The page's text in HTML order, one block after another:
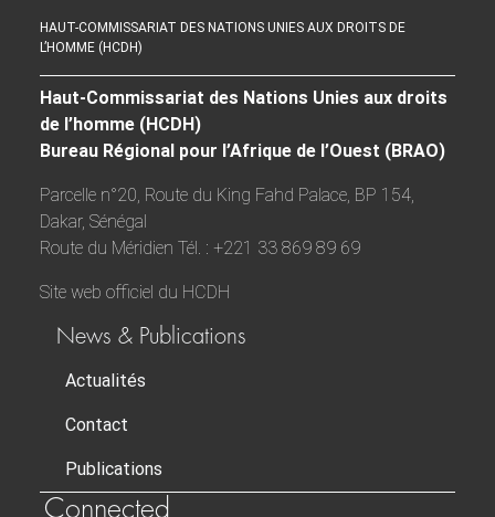
HAUT-COMMISSARIAT DES NATIONS UNIES AUX DROITS DE
L’HOMME (HCDH)
Haut-Commissariat des Nations Unies aux droits
de l’homme (HCDH)
Bureau Régional pour l’Afrique de l’Ouest (BRAO)
Parcelle n°20, Route du King Fahd Palace, BP 154,
Dakar, Sénégal
Route du Méridien Tél. : +221 33 869 89 69
Site web officiel du HCDH
News & Publications
Actualités
Contact
Publications
Connected